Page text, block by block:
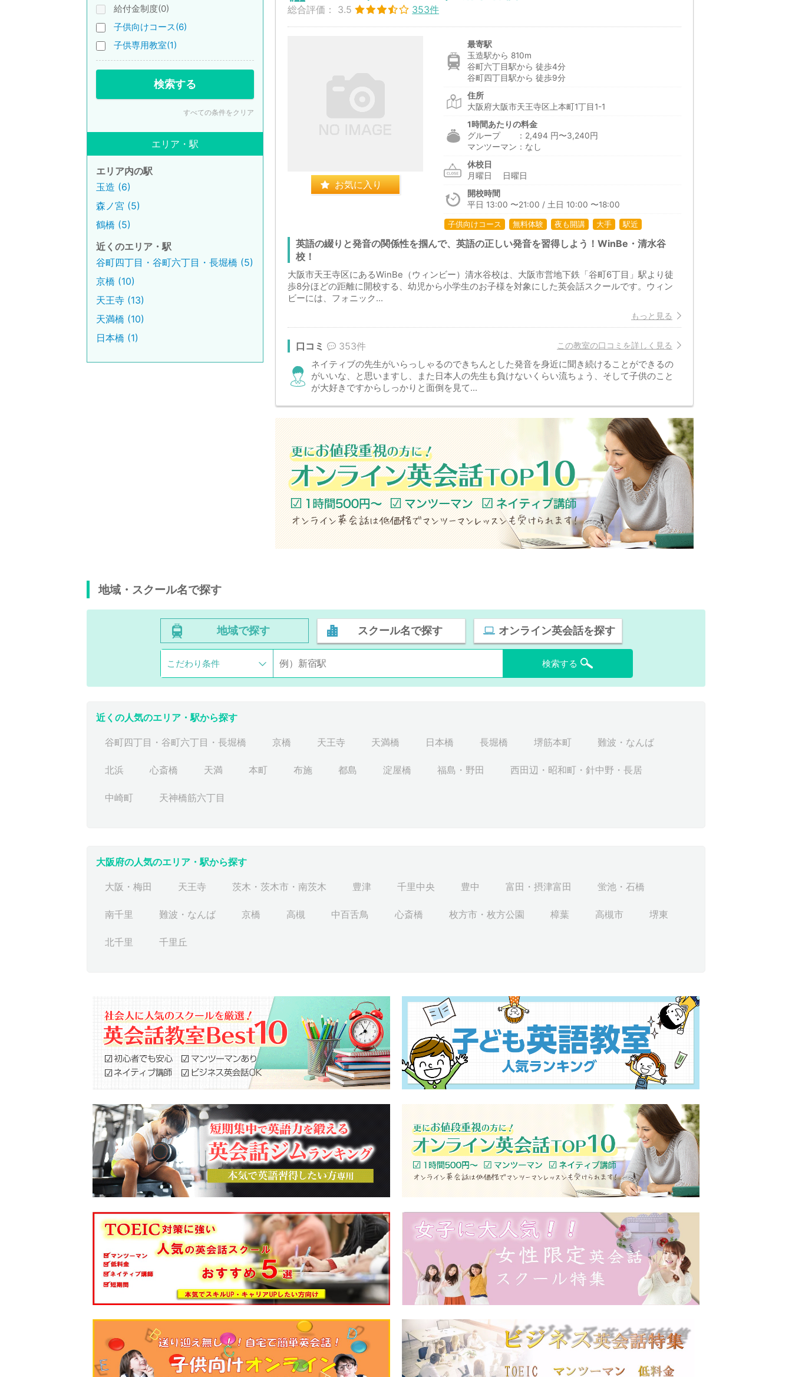
給付金制度(0)
子供向けコース(6)
子供専用教室(1)
検索する
すべての条件をクリア
エリア・駅
エリア内の駅
玉造 (6)
森ノ宮 (5)
鶴橋 (5)
近くのエリア・駅
谷町四丁目・谷町六丁目・長堀橋 (5)
京橋 (10)
天王寺 (13)
天満橋 (10)
日本橋 (1)
総合評価： 3.5 353件
お気に入り
最寄駅
玉造駅から 810m
谷町六丁目駅から 徒歩4分
谷町四丁目駅から 徒歩9分
住所
大阪府大阪市天王寺区上本町1丁目1-1
1時間あたりの料金
グループ ：2,494 円〜3,240円
マンツーマン：なし
休校日
月曜日 日曜日
開校時間
平日 13:00 〜21:00 / 土日 10:00 〜18:00
子供向けコース 無料体験 夜も開講 大手 駅近
英語の綴りと発音の関係性を掴んで、英語の正しい発音を習得しよう！WinBe・清水谷
校！
大阪市天王寺区にあるWinBe（ウィンビー）清水谷校は、大阪市営地下鉄「谷町6丁目」駅より徒
歩8分ほどの距離に開校する、幼児から小学生のお子様を対象にした英会話スクールです。ウィン
ビーには、フォニック...
もっと見る
この教室の口コミを詳しく見る
口コミ 353件
ネイティブの先生がいらっしゃるのできちんとした発音を身近に聞き続けることができるの
がいいな、と思いますし、また日本人の先生も負けないくらい流ちょう、そして子供のこと
が大好きですからしっかりと面倒を見て...
地域・スクール名で探す
地域で探す スクール名で探す オンライン英会話を探す
こだわり条件 検索する
近くの人気のエリア・駅から探す
谷町四丁目・谷町六丁目・長堀橋 京橋 天王寺 天満橋 日本橋 長堀橋 堺筋本町 難波・なんば
北浜 心斎橋 天満 本町 布施 都島 淀屋橋 福島・野田 西田辺・昭和町・針中野・長居
中崎町 天神橋筋六丁目
大阪府の人気のエリア・駅から探す
大阪・梅田 天王寺 茨木・茨木市・南茨木 豊津 千里中央 豊中 富田・摂津富田 蛍池・石橋
南千里 難波・なんば 京橋 高槻 中百舌鳥 心斎橋 枚方市・枚方公園 樟葉 高槻市 堺東
北千里 千里丘